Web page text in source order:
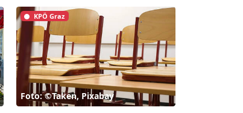
KPÖ Graz
Foto: ©Taken, Pixabay